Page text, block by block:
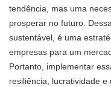
tendência, mas uma
prosperar no futuro.
sustentável, é uma
empresas para um
Portanto, implementar
resiliência, lucratividade